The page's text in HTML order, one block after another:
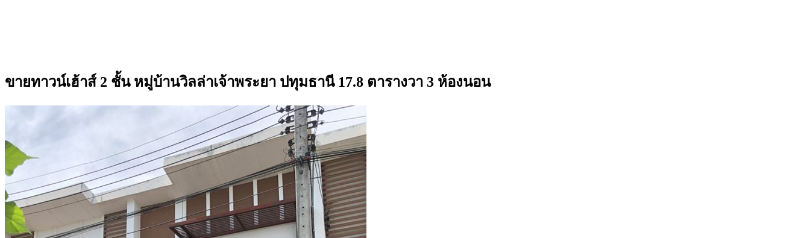
ขายทาวน์เฮ้าส์ 2 ชั้น หมู่บ้านวิลล่าเจ้าพระยา ปทุมธานี 17.8 ตารางวา 3 ห้องนอน